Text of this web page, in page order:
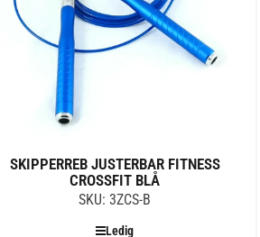
SKIPPERREB JUSTERBAR FITNESS
CROSSFIT BLÅ
SKU: 3ZCS-B
Ledig